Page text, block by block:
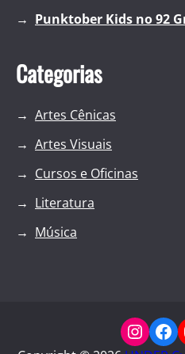
Punktober Kids no 92
Categorias
Artes Cênicas
Artes Visuais
Cursos e Oficinas
Literatura
Música